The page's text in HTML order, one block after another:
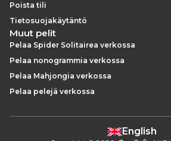
Poista tili
Tietosuojakäytäntö
Muut pelit
Pelaa Spider Solitairea verkossa
Pelaa nonogrammia verkossa
Pelaa Mahjongia verkossa
Pelaa pelejä verkossa
English